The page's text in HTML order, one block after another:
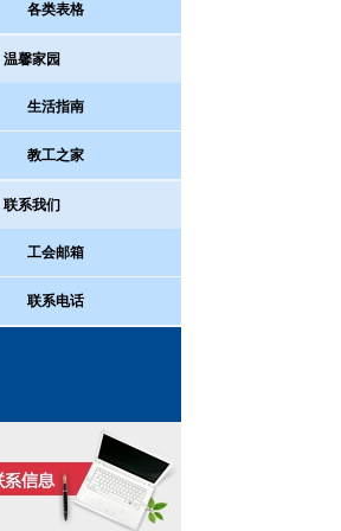
各类表格
温馨家园
生活指南
教工之家
联系我们
工会邮箱
联系电话